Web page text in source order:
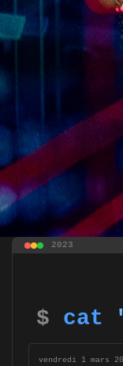
2023
$ cat
vendredi 1 mars